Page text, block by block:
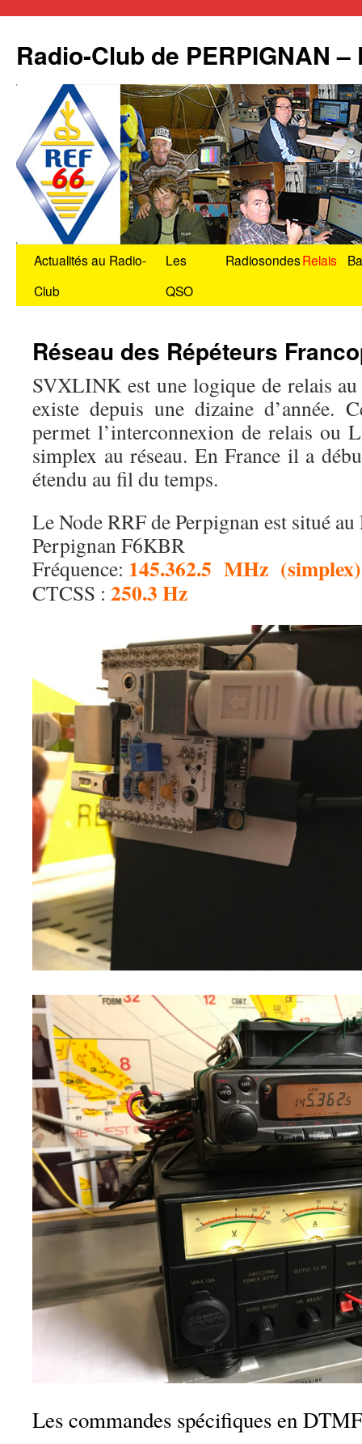
Radio-Club de PERPIGNAN –
Aller
Actualités au Radio-
Club
Les
QSO
RadiosondesRelais
Réseau des Répéteurs
SVXLINK est une logique de relais
existe depuis une dizaine d’année.
permet l’interconnexion de relais ou
simplex au réseau. En France il a
étendu au fil du temps.
Le Node RRF de Perpignan est situé
Perpignan F6KBR
Fréquence: 145.362.5 MHz (simplex)
CTCSS : 250.3 Hz
Les commandes spécifiques en